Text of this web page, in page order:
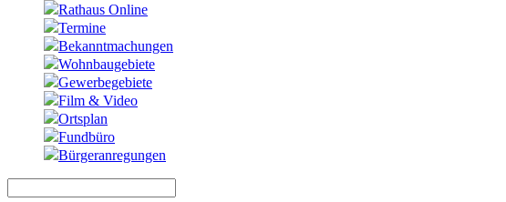
Rathaus Online
Termine
Bekanntmachungen
Wohnbaugebiete
Gewerbegebiete
Film & Video
Ortsplan
Fundbüro
Bürgeranregungen